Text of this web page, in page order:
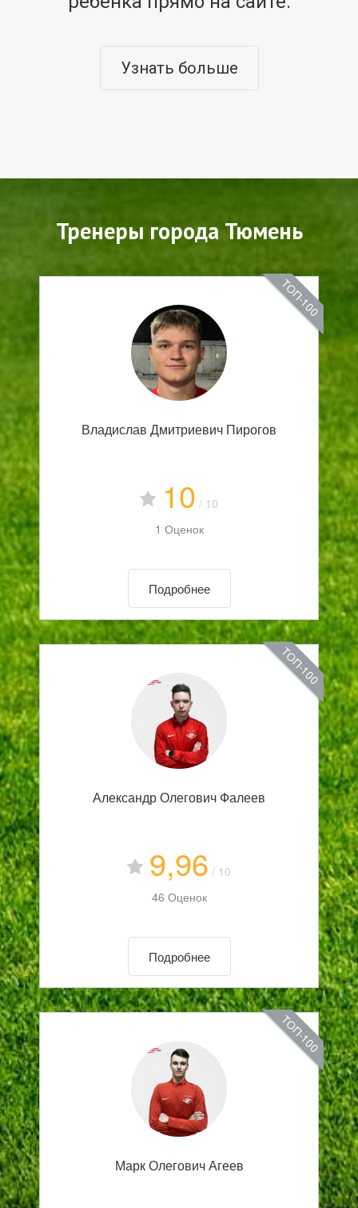
Узнать больше
Тренеры города Тюмень
ТОП-100
Владислав Дмитриевич Пирогов
10 / 10
1 Оценок
Подробнее
ТОП-100
Александр Олегович Фалеев
9,96 / 10
46 Оценок
Подробнее
ТОП-100
Марк Олегович Агеев